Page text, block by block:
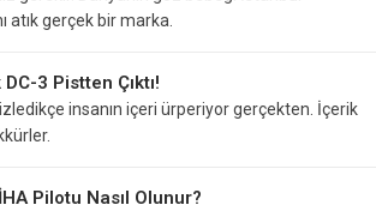
atık gerçek bir marka.
DC-3 Pistten Çıktı!
insanın içeri ürperiyor gerçekten. İçerik
Pilotu Nasıl Olunur?